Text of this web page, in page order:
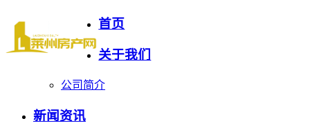
首页
关于我们
公司简介
新闻资讯